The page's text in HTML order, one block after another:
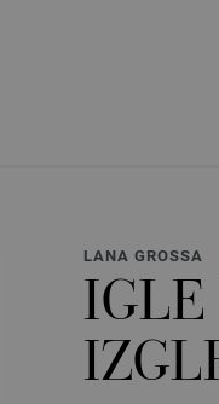
LANA GROSSA
IGLE